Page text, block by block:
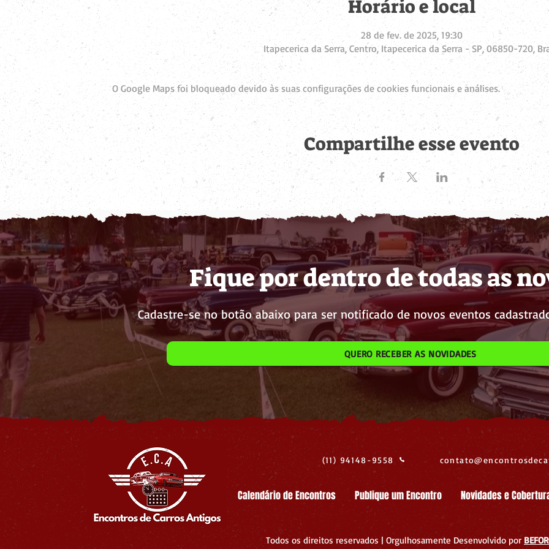
Horário e local
28 de fev. de 2025, 19:30
Itapecerica da Serra, Centro, Itapecerica da Serra - SP, 06850-720,
O Google Maps foi bloqueado devido às suas configurações de cookies funcionais e análises.
Compartilhe esse evento
QUERO RECEBER AS NOVIDADES
Cadastre-se no botão abaixo para ser notificado de novos eventos
Fique por dentro de todas as
(11) 94148-9558
Calendário de Encontros Publique um Encontro Novidades e
Todos os direitos reservados | Orgulhosamente Desenvolvido por